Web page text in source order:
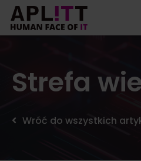
Skip
content
Strefa
Wróć do wszystkich